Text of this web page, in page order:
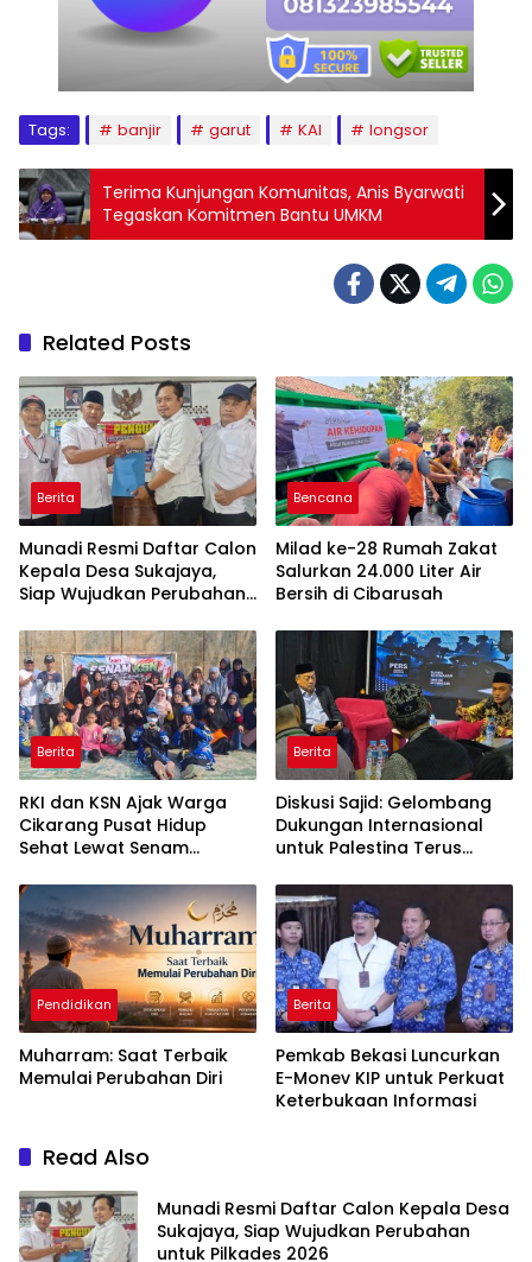
Tags: banjir garut KAI longsor
Terima Kunjungan Komunitas, Anis Byarwati
Tegaskan Komitmen Bantu UMKM
Related Posts
Berita
Munadi Resmi Daftar Calon
Kepala Desa Sukajaya,
Siap Wujudkan Perubahan
Bencana
Milad ke-28 Rumah Zakat
Salurkan 24.000 Liter Air
Bersih di Cibarusah
Berita
RKI dan KSN Ajak Warga
Cikarang Pusat Hidup
Sehat Lewat Senam
Konseling
Berita
Diskusi Sajid: Gelombang
Dukungan Internasional
untuk Palestina Terus
Pendidikan
Muharram: Saat Terbaik
Memulai Perubahan Diri
Berita
Pemkab Bekasi Luncurkan
E-Monev KIP untuk Perkuat
Keterbukaan Informasi
Read Also
Munadi Resmi Daftar Calon Kepala Desa
Sukajaya, Siap Wujudkan Perubahan
untuk Pilkades 2026